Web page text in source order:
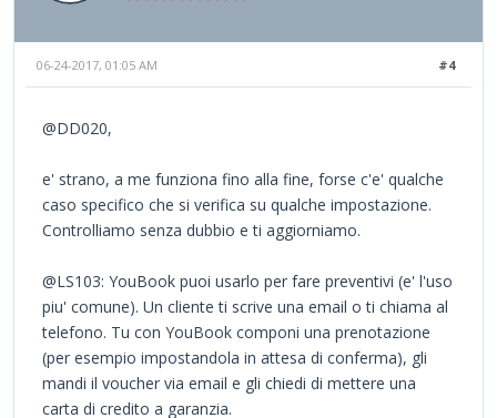
#4
06-24-2017, 01:05 AM
@DD020,
e' strano, a me funziona fino alla fine, forse c'e' qualche
caso specifico che si verifica su qualche impostazione.
Controlliamo senza dubbio e ti aggiorniamo.
@LS103: YouBook puoi usarlo per fare preventivi (e' l'uso
piu' comune). Un cliente ti scrive una email o ti chiama al
telefono. Tu con YouBook componi una prenotazione
(per esempio impostandola in attesa di conferma), gli
mandi il voucher via email e gli chiedi di mettere una
carta di credito a garanzia.